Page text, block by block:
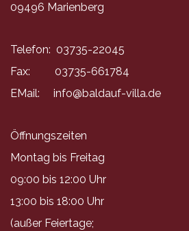
09496 Marienberg
Telefon: 03735-22045
Fax: 03735-661784
EMail: info@baldauf-villa.de
Öffnungszeiten
Montag bis Freitag
09:00 bis 12:00 Uhr
13:00 bis 18:00 Uhr
(außer Feiertage;